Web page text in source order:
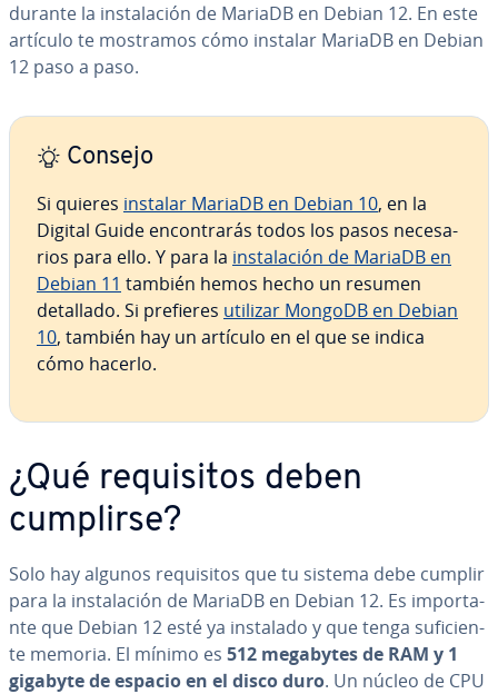
durante la in­s­ta­la­ción de MariaDB en Debian 12. En este
artículo te mostramos cómo instalar MariaDB en Debian
12 paso a paso.
Consejo
Si quieres instalar MariaDB en Debian 10, en la
Digital Guide en­co­n­tra­rás todos los pasos ne­ce­sa­
rios para ello. Y para la in­s­ta­la­ción de MariaDB en
Debian 11 también hemos hecho un resumen
detallado. Si prefieres utilizar MongoDB en Debian
10, también hay un artículo en el que se indica
cómo hacerlo.
¿Qué re­qui­si­tos deben
cumplirse?
Solo hay algunos re­qui­si­tos que tu sistema debe cumplir
para la in­s­ta­la­ción de MariaDB en Debian 12. Es im­po­r­ta­
n­te que Debian 12 esté ya instalado y que tenga su­fi­cie­n­
te memoria. El mínimo es 512 megabytes de RAM y 1
gigabyte de espacio en el disco duro. Un núcleo de CPU